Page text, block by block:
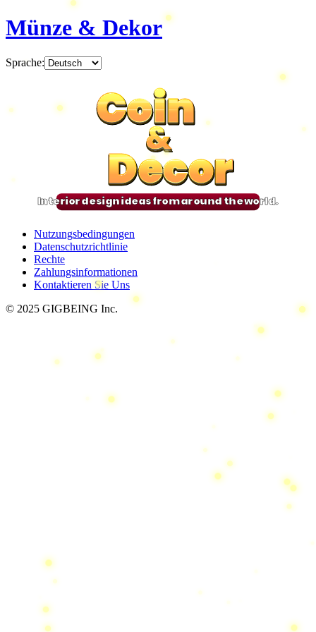
Münze & Dekor
Sprache:
Coin
&
Decor
Coin
&
Decor
Coin
&
Decor
Coin
&
Decor
Interior design ideas from around the world.
Nutzungsbedingungen
Datenschutzrichtlinie
Rechte
Zahlungsinformationen
Kontaktieren Sie Uns
© 2025 GIGBEING Inc.